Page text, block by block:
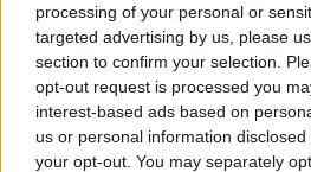
processing of your personal or
targeted advertising by us, please
section to confirm your selection.
opt-out request is processed you
interest-based ads based on
us or personal information
your opt-out. You may separately
ΔΙΕΘΝΉ
Συρία: Έκρηξη βόμβας σε μίνι
Τουλάχιστον 2 νεκροί, αρκετοί
ΑΝΑΡΤΗΘΗΚΕ ΑΠΟ ΆΛΚΗΣΤΗ ΓΑΤΟΠΟΎΛΟΥ 6